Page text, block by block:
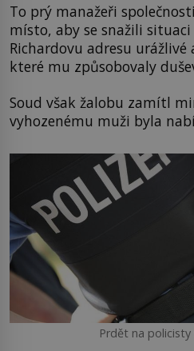
To prý manažeři
místo, aby se snažili
Richardovu adresu
které mu způsobovaly
Soud však žalobu zamítl
vyhozenému muži byla
Prdět na policisty